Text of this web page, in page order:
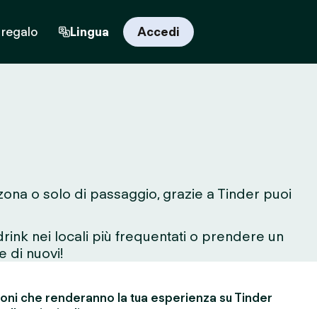
Lingua Accedi
o solo di passaggio, grazie a Tinder puoi
nei locali più frequentati o prendere un
di nuovi!
che renderanno la tua esperienza su Tinder